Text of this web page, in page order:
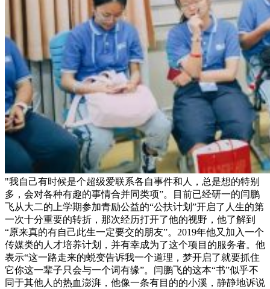
"我自己有时候是个超级爱联系各自事件和人，总是想的特别
多，会对各种有趣的事情合并同类项”。目前已经研一的闫鹏
飞从大二的上学期参加青励公益的“公扶计划”开启了人生的第
一次十分重要的转折，那次经历打开了他的视野，他了解到
“原来真的有自己此生一定要交的朋友”。2019年他又加入一个
传媒类的人才培养计划，并有幸成为了这个项目的服务者。他
表示“这一路走来的蜕变告诉我一个道理，梦开启了就要抓住
它你这一辈子只会与一个词有缘”。闫鹏飞的这本“书”似乎不
同于其他人的热血澎湃，他像一条有目的的小溪，静静地诉说